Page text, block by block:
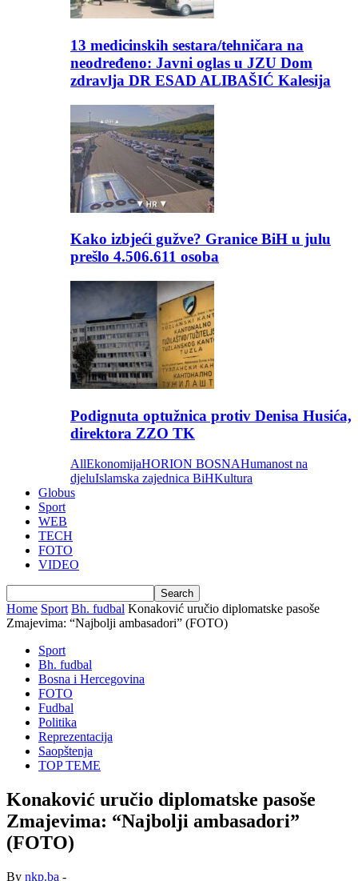
13 medicinskih sestara/tehničara na
neodređeno: Javni oglas u JZU Dom
zdravlja DR ESAD ALIBAŠIĆ Kalesija
Kako izbjeći gužve? Granice BiH u julu
prešlo 4.506.611 osoba
Podignuta optužnica protiv Denisa Husića,
direktora ZZO TK
AllEkonomijaHORION BOSNAHumanost na
djeluIslamska zajednica BiHKultura
Globus
Sport
WEB
TECH
FOTO
VIDEO
Home Sport Bh. fudbal Konaković uručio diplomatske pasoše
Zmajevima: “Najbolji ambasadori” (FOTO)
Sport
Bh. fudbal
Bosna i Hercegovina
FOTO
Fudbal
Politika
Reprezentacija
Saopštenja
TOP TEME
Konaković uručio diplomatske pasoše
Zmajevima: “Najbolji ambasadori”
(FOTO)
By nkp.ba -